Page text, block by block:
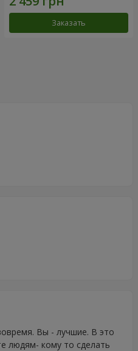
Заказать
Вы - лучшие. В это
людям- кому то сделать